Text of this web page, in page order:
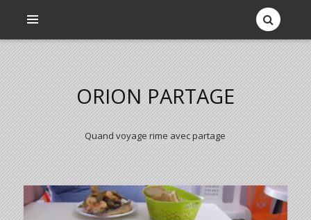
ORION PARTAGE
Quand voyage rime avec partage